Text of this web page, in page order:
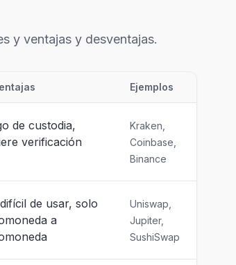
y ventajas y desventajas.
Ejemplos
de custodia,
verificación
Kraken,
Coinbase,
Binance
de usar, solo
a
Uniswap,
Jupiter,
SushiSwap